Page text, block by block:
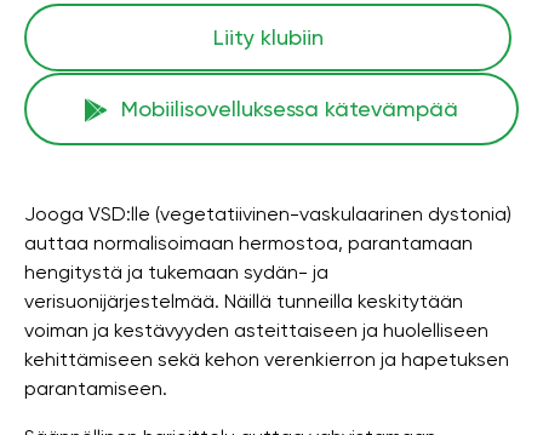
Liity klubiin
Mobiilisovelluksessa kätevämpää
Jooga VSD:lle (vegetatiivinen-vaskulaarinen dystonia)
auttaa normalisoimaan hermostoa, parantamaan
hengitystä ja tukemaan sydän- ja
verisuonijärjestelmää. Näillä tunneilla keskitytään
voiman ja kestävyyden asteittaiseen ja huolelliseen
kehittämiseen sekä kehon verenkierron ja hapetuksen
parantamiseen.